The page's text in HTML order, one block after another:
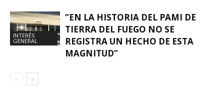
INTERÉS
GENERAL
“EN LA HISTORIA DEL PAMI DE
TIERRA DEL FUEGO NO SE
REGISTRA UN HECHO DE ESTA
MAGNITUD”